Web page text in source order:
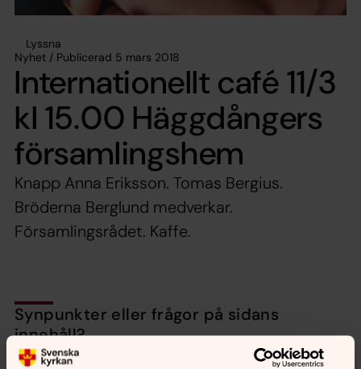
Lyssna
Nyhet / Publicerad 5 mars 2018
Internationellt café 11/3
kl 15.00 Häggdångers
församlingshem
Knapp Anna Eriksson. Tomas Bergius.
Bröderna Berglund medverkar.
Församlingsrådet. Kaffe.
Synpunkter eller frågor på sidans
innehåll?
harnosand.pastorat@svenskakyrkan.se